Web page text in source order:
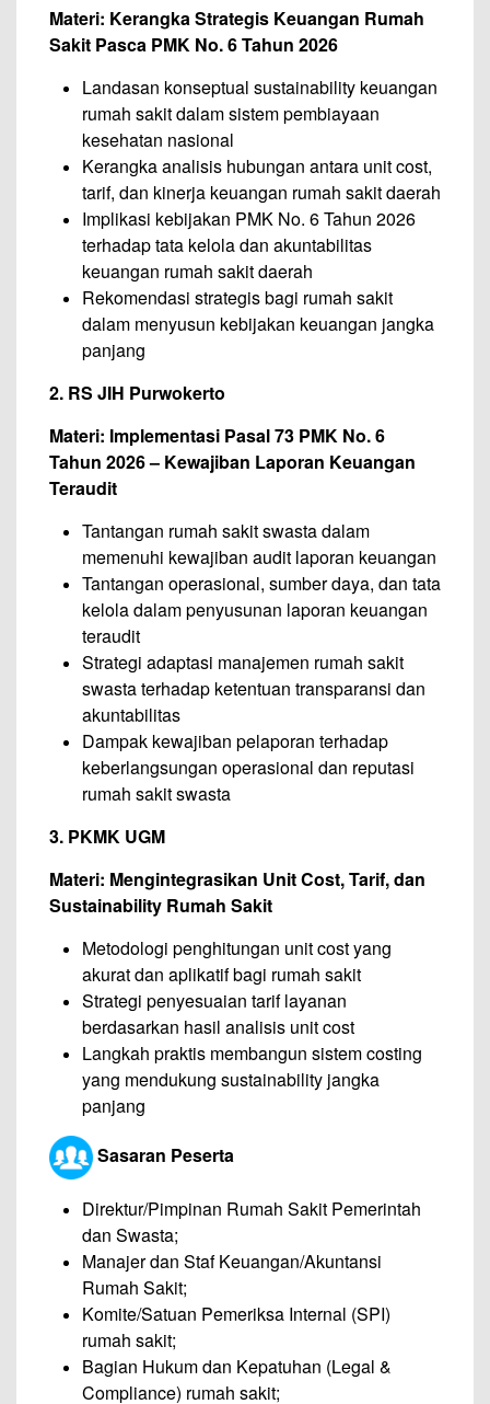
Materi: Kerangka Strategis Keuangan Rumah
Sakit Pasca PMK No. 6 Tahun 2026
Landasan konseptual sustainability keuangan
rumah sakit dalam sistem pembiayaan
kesehatan nasional
Kerangka analisis hubungan antara unit cost,
tarif, dan kinerja keuangan rumah sakit daerah
Implikasi kebijakan PMK No. 6 Tahun 2026
terhadap tata kelola dan akuntabilitas
keuangan rumah sakit daerah
Rekomendasi strategis bagi rumah sakit
dalam menyusun kebijakan keuangan jangka
panjang
2. RS JIH Purwokerto
Materi: Implementasi Pasal 73 PMK No. 6
Tahun 2026 – Kewajiban Laporan Keuangan
Teraudit
Tantangan rumah sakit swasta dalam
memenuhi kewajiban audit laporan keuangan
Tantangan operasional, sumber daya, dan tata
kelola dalam penyusunan laporan keuangan
teraudit
Strategi adaptasi manajemen rumah sakit
swasta terhadap ketentuan transparansi dan
akuntabilitas
Dampak kewajiban pelaporan terhadap
keberlangsungan operasional dan reputasi
rumah sakit swasta
3. PKMK UGM
Materi: Mengintegrasikan Unit Cost, Tarif, dan
Sustainability Rumah Sakit
Metodologi penghitungan unit cost yang
akurat dan aplikatif bagi rumah sakit
Strategi penyesuaian tarif layanan
berdasarkan hasil analisis unit cost
Langkah praktis membangun sistem costing
yang mendukung sustainability jangka
panjang
Sasaran Peserta
Direktur/Pimpinan Rumah Sakit Pemerintah
dan Swasta;
Manajer dan Staf Keuangan/Akuntansi
Rumah Sakit;
Komite/Satuan Pemeriksa Internal (SPI)
rumah sakit;
Bagian Hukum dan Kepatuhan (Legal &
Compliance) rumah sakit;